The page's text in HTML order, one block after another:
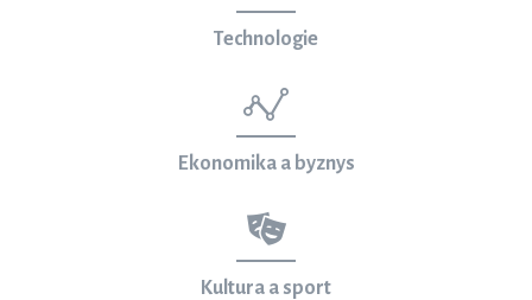
Technologie
Ekonomika a byznys
Kultura a sport